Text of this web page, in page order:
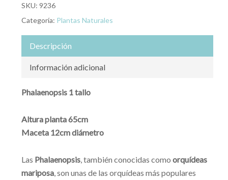
SKU: 9236
Categoría: Plantas Naturales
Descripción
Información adicional
Phalaenopsis 1 tallo
Altura planta 65cm
Maceta 12cm diámetro
Las Phalaenopsis, también conocidas como orquídeas
mariposa, son unas de las orquídeas más populares